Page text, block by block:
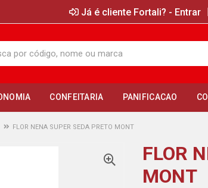
Já é cliente Fortali? - Entrar
CONFEITARIA PANIFICACAO
FLOR NENA SUPER SEDA PRETO MONT
FLOR
MONT